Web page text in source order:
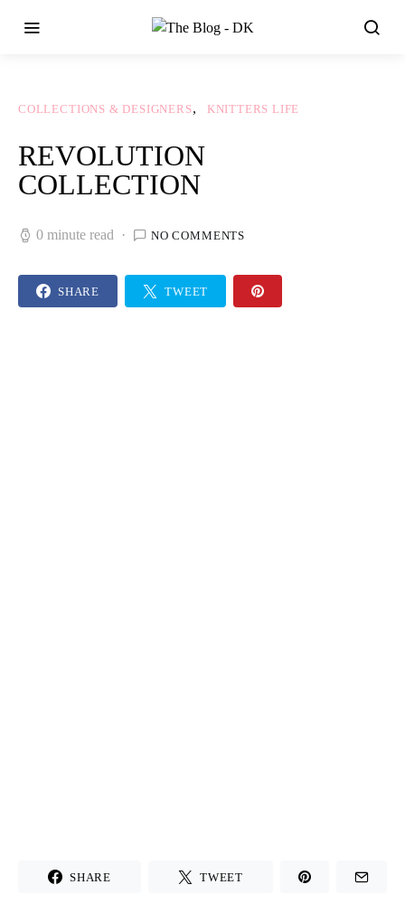
COLLECTIONS & DESIGNERS KNITTERS LIFE
REVOLUTION
COLLECTION
0 minute read NO COMMENTS
SHARE TWEET
SHARE TWEET